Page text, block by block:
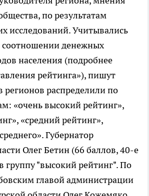
по результатам
исследований. Учитывались
соотношении денежных
населения (подробнее
рейтинга»), пишут
регионов распределили по
«очень высокий рейтинг»,
«средний рейтинг»,
Губернатор
Олег Бетин (66 баллов, 40-е
группу "высокий рейтинг". По
главой администрации